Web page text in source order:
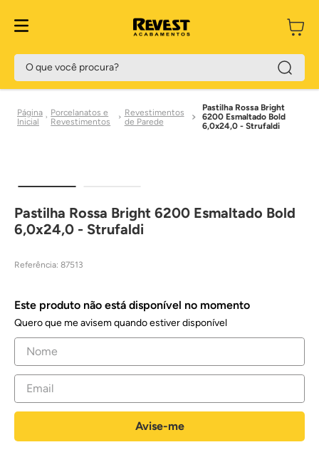
O que você procura?
Porcelanatos e
Revestimentos
Revestimentos
de Parede
Pastilha Rossa Bright
6200 Esmaltado Bold
6,0x24,0 - Strufaldi
Pastilha Rossa Bright 6200 Esmaltado Bold
6,0x24,0 - Strufaldi
Referência: 87513
Este produto não está disponível no momento
Quero que me avisem quando estiver disponível